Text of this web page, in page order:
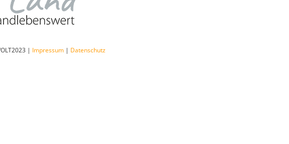
| Impressum | Datenschutz